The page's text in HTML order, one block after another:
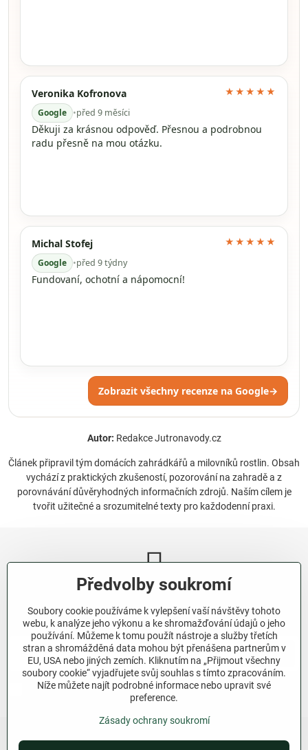
Veronika Kofronova
Google •před 9 měsíci
★★★★★
Děkuji za krásnou odpověď. Přesnou a podrobnou
radu přesně na mou otázku.
Michal Stofej
Google •před 9 týdny
★★★★★
Fundovaní, ochotní a nápomocní!
Zobrazit všechny recenze na Google→
Autor: Redakce Jutronavody.cz
Článek připravil tým domácích zahrádkářů a milovníků rostlin. Obsah
vychází z praktických zkušeností, pozorování na zahradě a z
porovnávání důvěryhodných informačních zdrojů. Naším cílem je
tvořit užitečné a srozumitelné texty pro každodenní praxi.
Newsletter
Odebírat naše novinky:
Odebírat
Chci se přihlásit k odběru novinek e-mailem.
Předvolby soukromí
Soubory cookie používáme k vylepšení vaší návštěvy tohoto
webu, k analýze jeho výkonu a ke shromažďování údajů o jeho
používání. Můžeme k tomu použít nástroje a služby třetích
stran a shromážděná data mohou být přenášena partnerům v
EU, USA nebo jiných zemích. Kliknutím na „Přijmout všechny
soubory cookie“ vyjadřujete svůj souhlas s tímto zpracováním.
Níže můžete najít podrobné informace nebo upravit své
preference.
Zásady ochrany soukromí